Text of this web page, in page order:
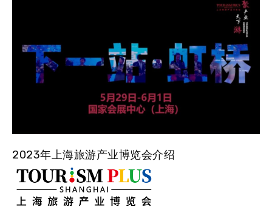
2023年上海旅游产业博览会介绍